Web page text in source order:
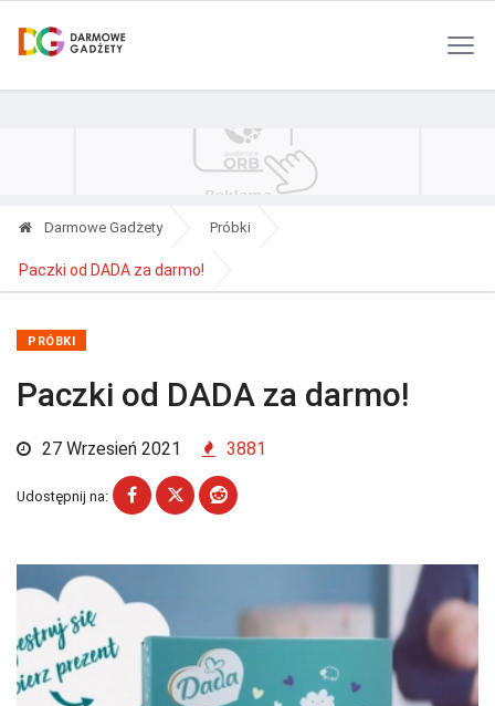
Darmowe Gadżety Próbki
Paczki od DADA za darmo!
PRÓBKI
Paczki od DADA za darmo!
27 Wrzesień 2021 3881
Udostępnij na: